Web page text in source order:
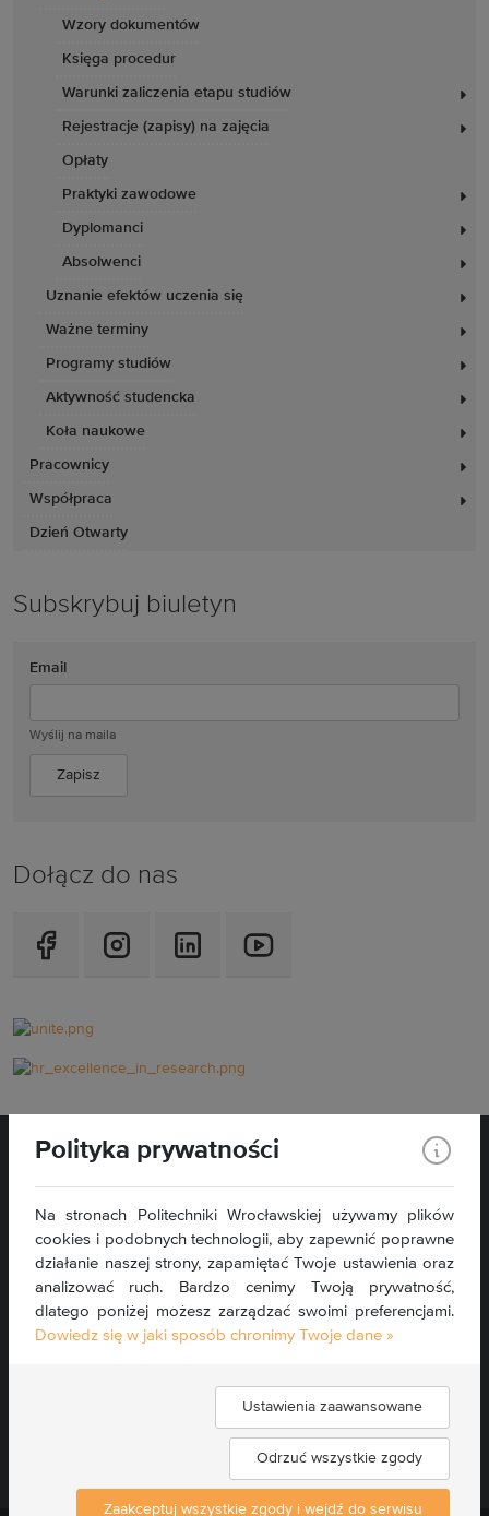
Wzory dokumentów
Księga procedur
Warunki zaliczenia etapu studiów
Rejestracje (zapisy) na zajęcia
Opłaty
Praktyki zawodowe
Dyplomanci
Absolwenci
Uznanie efektów uczenia się
Ważne terminy
Programy studiów
Aktywność studencka
Koła naukowe
Pracownicy
Współpraca
Dzień Otwarty
Subskrybuj biuletyn
Email
Wyślij na maila
Dołącz do nas
Wybrzeże Wyspiańskiego 27
50-370 Wrocław
Mapa serwisu »
Polityka prywatności
Na stronach Politechniki Wrocławskiej używamy plików
cookies i podobnych technologii, aby zapewnić poprawne
działanie naszej strony, zapamiętać Twoje ustawienia oraz
analizować ruch. Bardzo cenimy Twoją prywatność,
dlatego poniżej możesz zarządzać swoimi preferencjami.
Dowiedz się w jaki sposób chronimy Twoje dane »
Ustawienia zaawansowane
Odrzuć wszystkie zgody
Zaakceptuj wszystkie zgody i wejdź do serwisu